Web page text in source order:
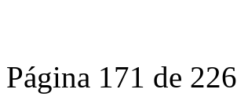
Página 171 de 226